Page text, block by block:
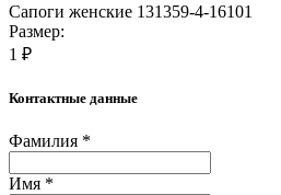
Сапоги женские 131359-4-16101
Размер:
1 ₽
Контактные данные
Фамилия *
Имя *